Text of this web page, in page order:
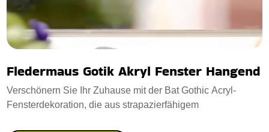
Fledermaus Gotik Akryl Fenster Hangend
Verschönern Sie Ihr Zuhause mit der Bat Gothic Acryl-
Fensterdekoration, die aus strapazierfähigem